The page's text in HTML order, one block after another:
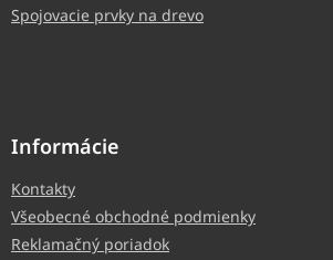
Spojovacie prvky na drevo
Informácie
Kontakty
Všeobecné obchodné podmienky
Reklamačný poriadok